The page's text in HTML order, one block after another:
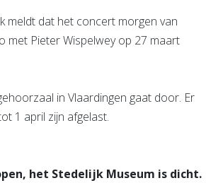
meldt dat het concert morgen van
met Pieter Wispelwey op 27 maart
in Vlaardingen gaat door. Er
1 april zijn afgelast.
het Stedelijk Museum is dicht.